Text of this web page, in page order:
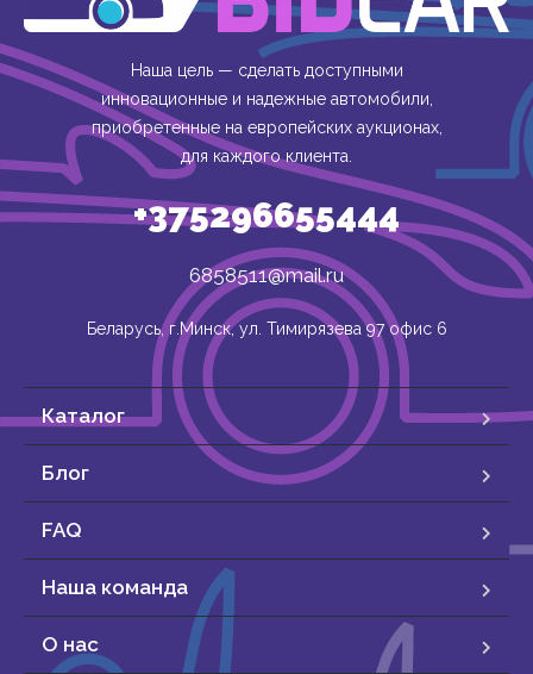
Наша цель — сделать доступными
инновационные и надежные автомобили,
приобретенные на европейских аукционах,
для каждого клиента.
+375296655444
6858511@mail.ru
Беларусь, г.Минск, ул. Тимирязева 97 офис 6
Каталог
Блог
FAQ
Наша команда
О нас